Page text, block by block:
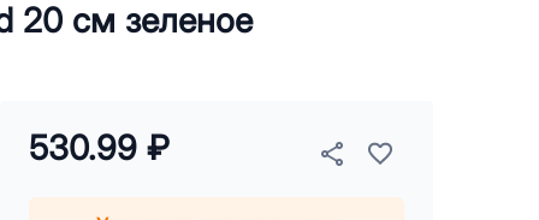
20 см зеленое
530.99 ₽